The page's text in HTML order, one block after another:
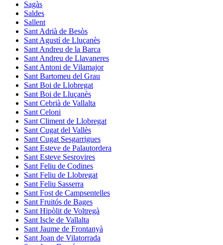
Sagàs
Saldes
Sallent
Sant Adrià de Besòs
Sant Agustí de Lluçanès
Sant Andreu de la Barca
Sant Andreu de Llavaneres
Sant Antoni de Vilamajor
Sant Bartomeu del Grau
Sant Boi de Llobregat
Sant Boi de Lluçanès
Sant Cebrià de Vallalta
Sant Celoni
Sant Climent de Llobregat
Sant Cugat del Vallès
Sant Cugat Sesgarrigues
Sant Esteve de Palautordera
Sant Esteve Sesrovires
Sant Feliu de Codines
Sant Feliu de Llobregat
Sant Feliu Sasserra
Sant Fost de Campsentelles
Sant Fruitós de Bages
Sant Hipòlit de Voltregà
Sant Iscle de Vallalta
Sant Jaume de Frontanyà
Sant Joan de Vilatorrada